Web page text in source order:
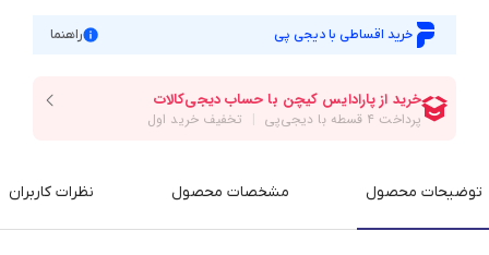
خرید اقساطی با دیجی پی راهنما
توضیحات محصول مشخصات محصول نظرات کاربران